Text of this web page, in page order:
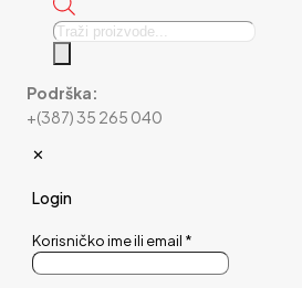
Products
Podrška:
+(387) 35 265 040
✕
Login
Korisničko ime ili email *